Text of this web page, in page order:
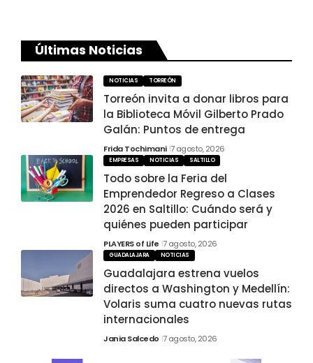
Últimas Noticias
NOTICIAS TORREÓN
Torreón invita a donar libros para
la Biblioteca Móvil Gilberto Prado
Galán: Puntos de entrega
Frida Tochimani 7 agosto, 2026
EMPRESAS NOTICIAS SALTILLO
Todo sobre la Feria del
Emprendedor Regreso a Clases
2026 en Saltillo: Cuándo será y
quiénes pueden participar
PLAYERS of Life 7 agosto, 2026
GUADALAJARA NOTICIAS
Guadalajara estrena vuelos
directos a Washington y Medellín:
Volaris suma cuatro nuevas rutas
internacionales
Jania Salcedo 7 agosto, 2026